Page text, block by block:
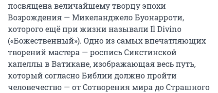
посвящена величайшему творцу эпохи
Возрождения — Микеланджело Буонарроти,
которого ещё при жизни называли Il Divino
(«Божественный»). Одно из самых впечатляющих
творений мастера — роспись Сикстинской
капеллы в Ватикане, изображающая весь путь,
который согласно Библии должно пройти
человечество — от Сотворения мира до Страшного